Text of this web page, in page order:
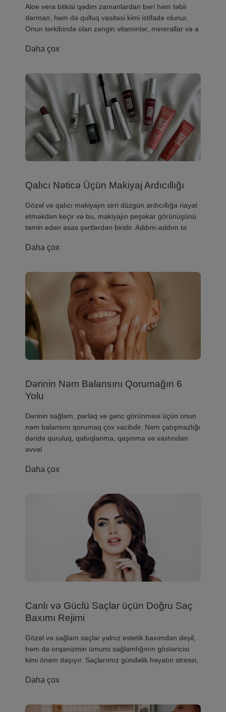
​Aloe vera bitkisi qədim zamanlardan bəri həm təbii
dərman, həm də qulluq vasitəsi kimi istifadə olunur.
Onun tərkibində olan zəngin vitaminlər, minerallar və a
Daha çox
Qalıcı Nəticə Üçün Makiyaj Ardıcıllığı
​Gözəl və qalıcı makiyajın sirri düzgün ardıcıllığa riayət
etməkdən keçir və bu, makiyajın peşəkar görünüşünü
təmin edən əsas şərtlərdən biridir. Addım-addım tə
Daha çox
Dərinin Nəm Balansını Qorumağın 6
Yolu
​Dərinin sağlam, parlaq və gənc görünməsi üçün onun
nəm balansını qorumaq çox vacibdir. Nəm çatışmazlığı
dəridə quruluq, qabıqlanma, qaşınma və vaxtından
əvvəl
Daha çox
Canlı və Güclü Saçlar üçün Doğru Saç
Baxımı Rejimi
​Gözəl və sağlam saçlar yalnız estetik baxımdan deyil,
həm də orqanizmin ümumi sağlamlığının göstəricisi
kimi önəm daşıyır. Saçlarımız gündəlik həyatın stressi,
Daha çox